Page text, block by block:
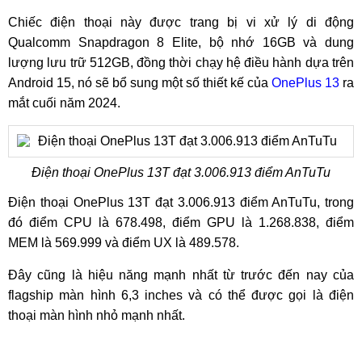
Chiếc điện thoại này được trang bị vi xử lý di động
Qualcomm Snapdragon 8 Elite, bộ nhớ 16GB và dung
lượng lưu trữ 512GB, đồng thời chạy hệ điều hành dựa trên
Android 15, nó sẽ bổ sung một số thiết kế của OnePlus 13 ra
mắt cuối năm 2024.
Điện thoại OnePlus 13T đạt 3.006.913 điểm AnTuTu
Điện thoại OnePlus 13T đạt 3.006.913 điểm AnTuTu, trong
đó điểm CPU là 678.498, điểm GPU là 1.268.838, điểm
MEM là 569.999 và điểm UX là 489.578.
Đây cũng là hiệu năng mạnh nhất từ ​​trước đến nay của
flagship màn hình 6,3 inches và có thể được gọi là điện
thoại màn hình nhỏ mạnh nhất.